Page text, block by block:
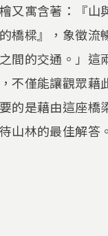
又寓含著：『山
橋樑』，象徵流
間的交通。」這
不僅能讓觀眾藉
的是藉由這座橋
山林的最佳解答。